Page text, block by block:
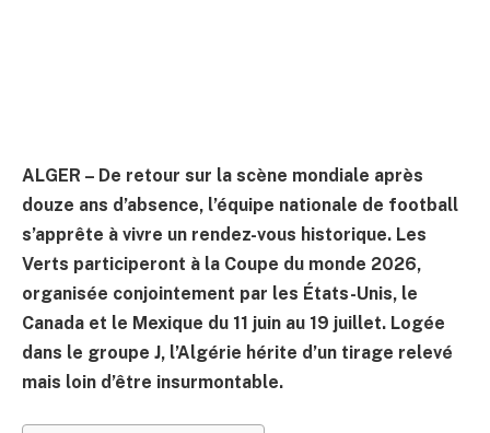
ALGER – De retour sur la scène mondiale après
douze ans d’absence, l’équipe nationale de football
s’apprête à vivre un rendez-vous historique. Les
Verts participeront à la Coupe du monde 2026,
organisée conjointement par les États-Unis, le
Canada et le Mexique du 11 juin au 19 juillet. Logée
dans le groupe J, l’Algérie hérite d’un tirage relevé
mais loin d’être insurmontable.